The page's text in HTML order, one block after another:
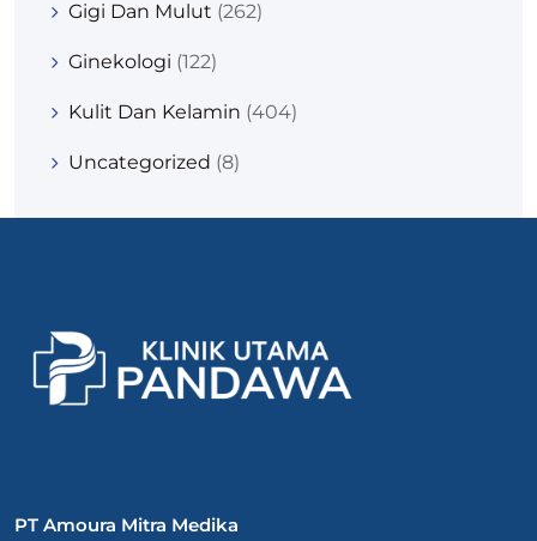
Gigi Dan Mulut (262)
Ginekologi (122)
Kulit Dan Kelamin (404)
Uncategorized (8)
PT Amoura Mitra Medika